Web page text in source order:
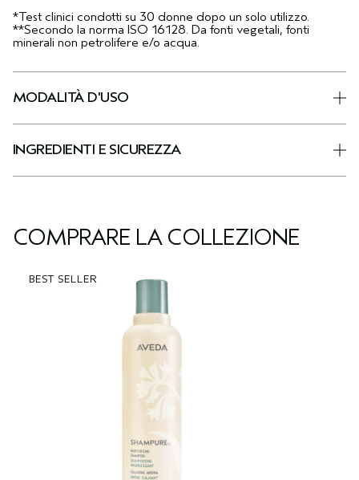
*Test clinici condotti su 30 donne dopo un solo utilizzo.
**Secondo la norma ISO 16128. Da fonti vegetali, fonti
minerali non petrolifere e/o acqua.
MODALITÀ D'USO
INGREDIENTI E SICUREZZA
COMPRARE LA COLLEZIONE
BEST SELLER